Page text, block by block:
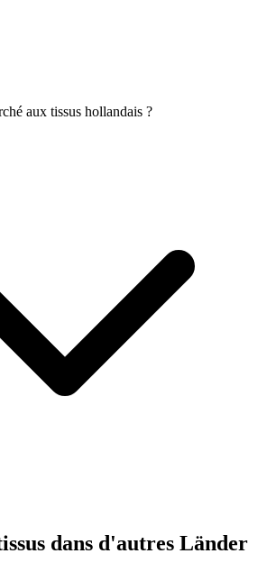
aux tissus hollandais ?
dans d'autres Länder